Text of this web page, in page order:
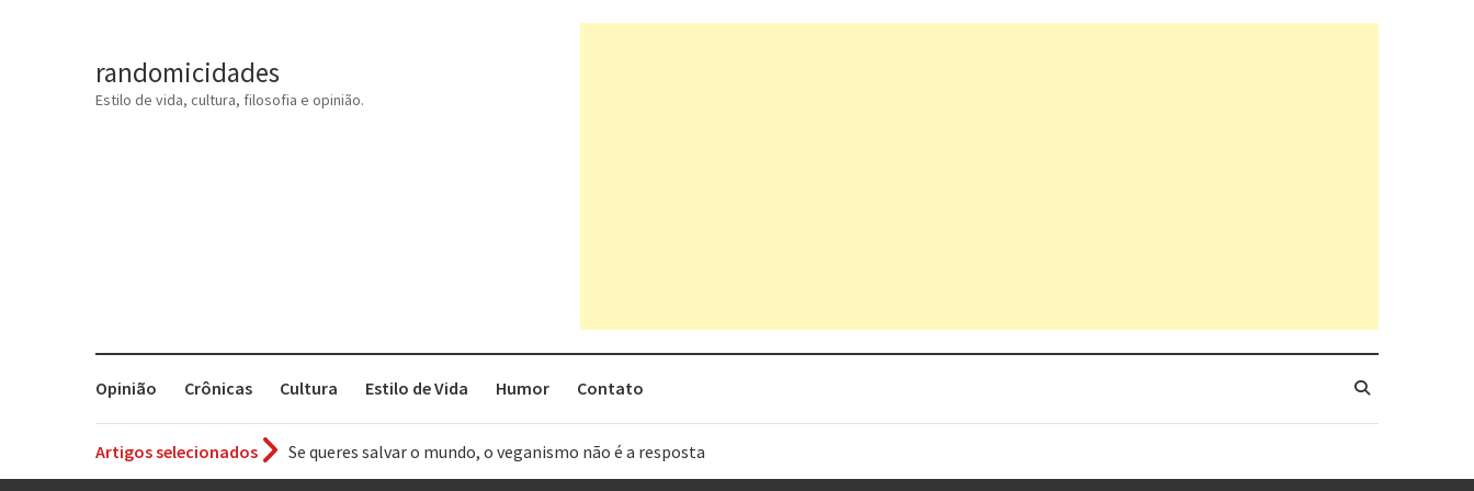
randomicidades
Estilo de vida, cultura, filosofia e opinião.
Opinião Crônicas Cultura Estilo de Vida Humor Contato
Artigos selecionados
Se queres salvar o mundo, o veganismo não é a resposta